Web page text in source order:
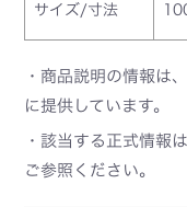
サイズ/寸法
・商品説明の情報は
に提供しています。
・該当する正式情報
ご参照ください。